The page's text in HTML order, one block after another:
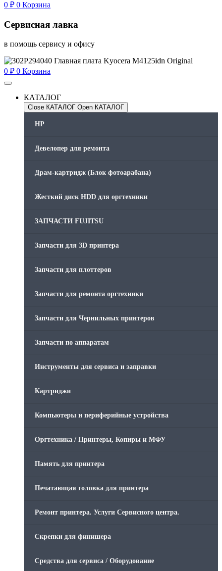
0 ₽ 0 Корзина
Сервисная лавка
в помощь сервису и офису
0 ₽ 0 Корзина
КАТАЛОГ
Close КАТАЛОГ Open КАТАЛОГ
HP
Девелопер для ремонта
Драм-картридж (Блок фотоарабана)
Жесткий диск HDD для оргтехники
ЗАПЧАСТИ FUJITSU
Запчасти для 3D принтера
Запчасти для плоттеров
Запчасти для ремонта оргтехники
Запчасти для Чернильных принтеров
Запчасти по аппаратам
Инструменты для сервиса и заправки
Картриджи
Компьютеры и периферийные устройства
Оргтехника / Принтеры, Копиры и МФУ
Память для принтера
Печатающая головка для принтера
Ремонт принтера. Услуги Сервисного центра.
Скрепки для финишера
Средства для сервиса / Оборудование